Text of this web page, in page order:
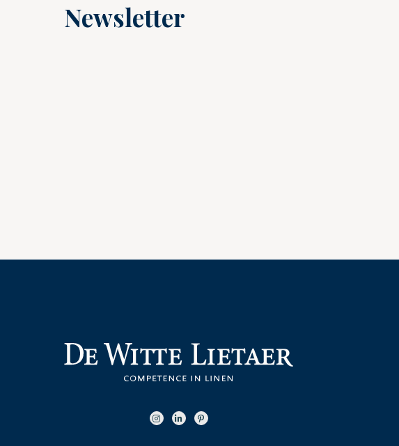
Newsletter